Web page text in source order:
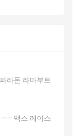
라돈 라마부트
—— 맥스 레이스